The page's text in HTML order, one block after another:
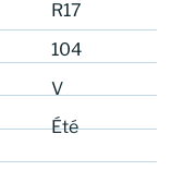
Été
V
104
R17